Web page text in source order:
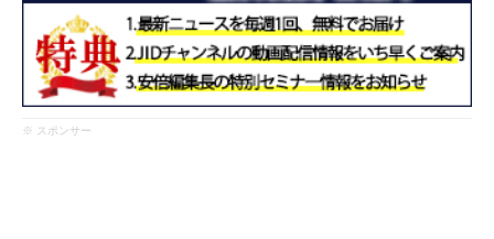
※ スポンサー